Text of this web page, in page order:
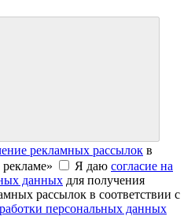
рекламных рассылок в
Я даю согласие на
данных для получения
рассылок в соответствии с
персональных данных